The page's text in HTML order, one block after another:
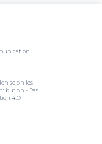
selon les
- Pas
4.0